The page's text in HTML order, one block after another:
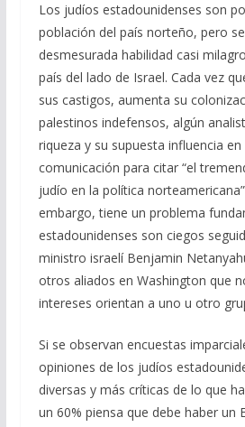
Los judíos estadounidenses son
población del país norteño, pero
desmesurada habilidad casi
país del lado de Israel. Cada vez
sus castigos, aumenta su
palestinos indefensos, algún
riqueza y su supuesta influencia
comunicación para citar “el
judío en la política
embargo, tiene un problema
estadounidenses son ciegos
ministro israelí Benjamin
otros aliados en Washington que
intereses orientan a uno u otro
Si se observan encuestas
opiniones de los judíos
diversas y más críticas de lo que
un 60% piensa que debe haber un